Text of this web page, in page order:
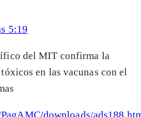
5:19
del MIT confirma la
en las vacunas con el